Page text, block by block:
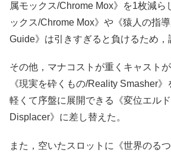
属モックス/Chrome Mox》を1枚減ら
ックス/Chrome Mox》や《猿人の指
Guide》は引きすぎると負けるため，
その他，マナコストが重くキャスト
《現実を砕くもの/Reality Smasher
軽くて序盤に展開できる《変位エル
Displacer》に差し替えた。
また，空いたスロットに《世界のる